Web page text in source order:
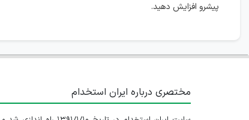
پیشرو افزایش دهید.
مختصری درباره ایران استخدام